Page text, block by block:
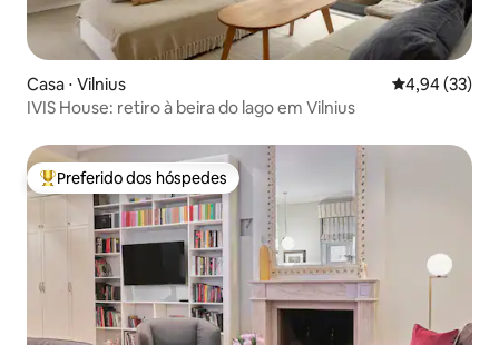
Casa ⋅ Vilnius 4,94 de uma
4,94 (33)
IVIS House: retiro à beira do lago em Vilnius
Entre os melhores preferidos dos hóspedes
Preferido dos hóspedes